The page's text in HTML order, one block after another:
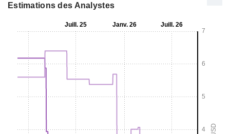
Estimations des Analystes